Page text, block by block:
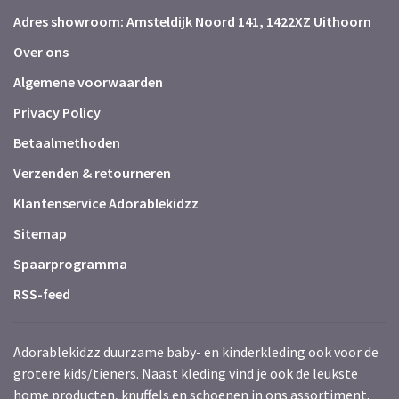
Adres showroom: Amsteldijk Noord 141, 1422XZ Uithoorn
Over ons
Algemene voorwaarden
Privacy Policy
Betaalmethoden
Verzenden & retourneren
Klantenservice Adorablekidzz
Sitemap
Spaarprogramma
RSS-feed
Adorablekidzz duurzame baby- en kinderkleding ook voor de
grotere kids/tieners. Naast kleding vind je ook de leukste
home producten, knuffels en schoenen in ons assortiment.